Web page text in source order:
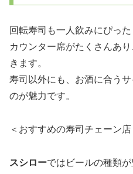
回転寿司も一人飲みにぴった
カウンター席がたくさんあ
きます。
寿司以外にも、お酒に合う
のが魅力です。
＜おすすめの寿司チェーン店
スシローではビールの種類